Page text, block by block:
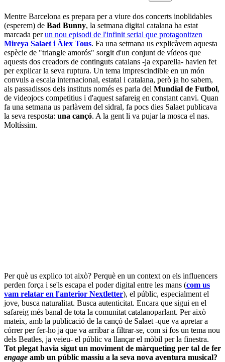
Mentre Barcelona es prepara per a viure dos concerts inoblidables
(esperem) de Bad Bunny, la setmana digital catalana ha estat
marcada perun nou episodi de l'infinit serial que protagonitzen
Mireya Salaet i Àlex Tous. Fa una setmana us explicàvem aquesta
espècie de "triangle amorós" sorgit d'un conjunt de vídeos que
aquests dos creadors de continguts catalans -ja exparella- havien fet
per explicar la seva ruptura. Un tema imprescindible en un món
convuls a escala internacional, estatal i catalana, però ja ho sabem,
als passadissos dels instituts només es parla del Mundial de Futbol,
de videojocs competitius i d'aquest safareig en constant canvi. Quan
fa una setmana us parlàvem del sidral, fa pocs dies Salaet publicava
la seva resposta: una cançó. A la gent li va pujar la mosca el nas.
Moltíssim.
Per què us explico tot això? Perquè en un context on els influencers
perden força i se'ls escapa el poder digital entre les mans (com us
vam relatar en l'anterior Nextletter), el públic, especialment el
jove, busca naturalitat. Busca autenticitat. Encara que sigui en el
safareig més banal de tota la comunitat catalanoparlant. Per això
mateix, amb la publicació de la cançó de Salaet -que va apretar a
córrer per fer-ho ja que va arribar a filtrar-se, com si fos un tema nou
dels Beatles, ja veieu- el públic va llançar el mòbil per la finestra.
Tot plegat havia sigut un moviment de màrqueting per tal de fer
engage amb un públic massiu a la seva nova aventura musical?